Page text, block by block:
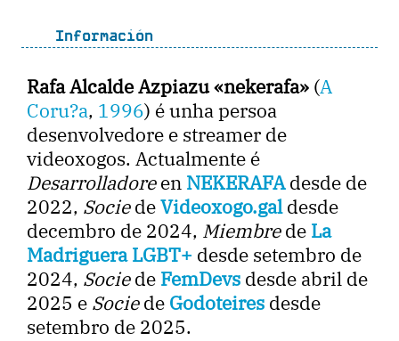
Información
Rafa Alcalde Azpiazu «nekerafa» (A
Coru?a, 1996) é unha persoa
desenvolvedore e streamer de
videoxogos. Actualmente é
Desarrolladoreen NEKERAFAdesde de
2022, SociedeVideoxogo.galdesde
decembro de 2024, Miembrede La
Madriguera LGBT+ desde setembro de
2024, Sociede FemDevs desde abril de
2025 e Sociede Godoteires desde
setembro de 2025.